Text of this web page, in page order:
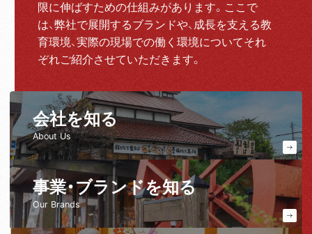
限に伸ばすための仕組みがあります。ここで
は、弊社で展開するブランドや、成長を支える教
育環境、実際の現場での働く環境についてそれ
ぞれご紹介させていただきます。
会社を知る
About Us
事業・ブランドを知る
Our Brands